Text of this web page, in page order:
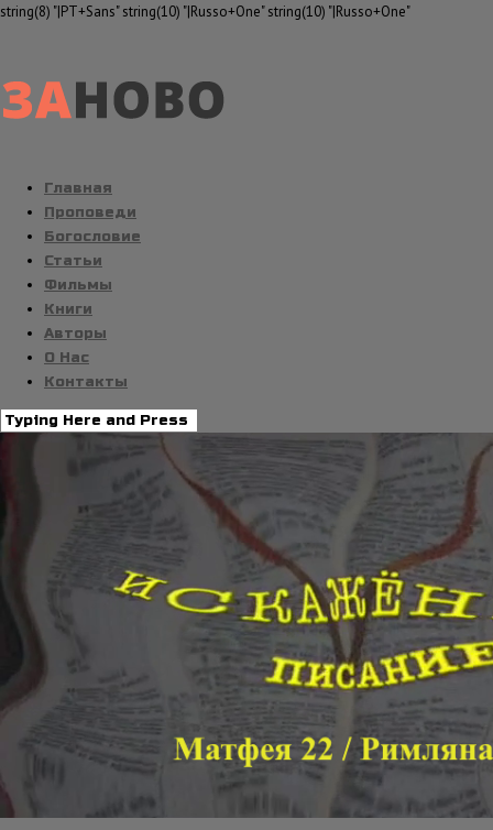
string(8) "|PT+Sans" string(10) "|Russo+One" string(10) "|Russo+One"
Главная
Проповеди
Богословие
Статьи
Фильмы
Книги
Авторы
О Нас
Контакты